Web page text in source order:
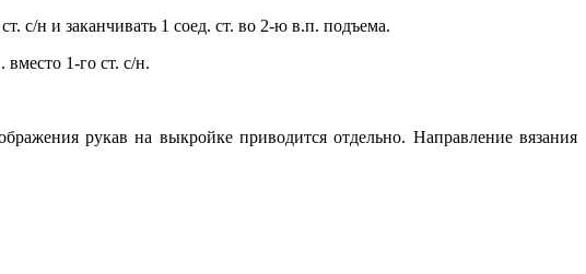
с/н и заканчивать 1 соед. ст. во 2-ю в.п. подъема.
1-го ст. с/н.
рукав на выкройке приводится отдельно. Направление вязания